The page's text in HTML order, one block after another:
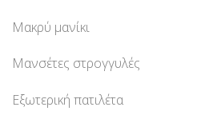
Μακρύ μανίκι
Μανσέτες στρογγυλές
Εξωτερική πατιλέτα